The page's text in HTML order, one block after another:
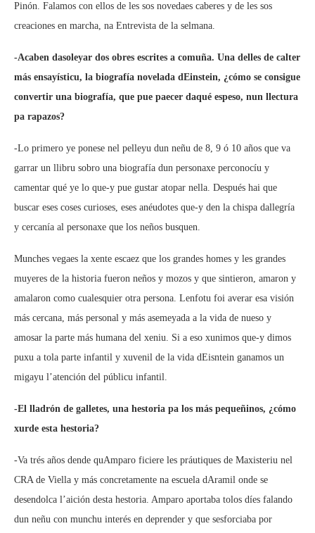
Pinón. Falamos con ellos de les sos novedaes caberes y de les sos
creaciones en marcha, na Entrevista de la selmana.
-Acaben dasoleyar dos obres escrites a comuña. Una delles de calter
más ensayísticu, la biografía novelada dEinstein, ¿cómo se consigue
convertir una biografía, que pue paecer daqué espeso, nun llectura
pa rapazos?
-Lo primero ye ponese nel pelleyu dun neñu de 8, 9 ó 10 años que va
garrar un llibru sobro una biografía dun personaxe perconocíu y
camentar qué ye lo que-y pue gustar atopar nella. Después hai que
buscar eses coses curioses, eses anéudotes que-y den la chispa dallegría
y cercanía al personaxe que los neños busquen.
Munches vegaes la xente escaez que los grandes homes y les grandes
muyeres de la historia fueron neños y mozos y que sintieron, amaron y
amalaron como cualesquier otra persona. Lenfotu foi averar esa visión
más cercana, más personal y más asemeyada a la vida de nueso y
amosar la parte más humana del xeniu. Si a eso xunimos que-y dimos
puxu a tola parte infantil y xuvenil de la vida dEisntein ganamos un
migayu l’atención del públicu infantil.
-El lladrón de galletes, una hestoria pa los más pequeñinos, ¿cómo
xurde esta hestoria?
-Va trés años dende quAmparo ficiere les práutiques de Maxisteriu nel
CRA de Viella y más concretamente na escuela dAramil onde se
desendolca l’aición desta hestoria. Amparo aportaba tolos díes falando
dun neñu con munchu interés en deprender y que sesforciaba por